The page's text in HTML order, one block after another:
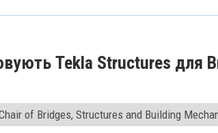
Tekla Structures для
of Bridges, Structures and Building